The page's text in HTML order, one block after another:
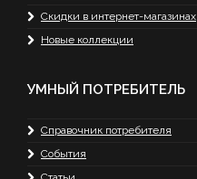
Скидки в интернет-магазинах
Новые коллекции
УМНЫЙ ПОТРЕБИТЕЛЬ
Справочник потребителя
События